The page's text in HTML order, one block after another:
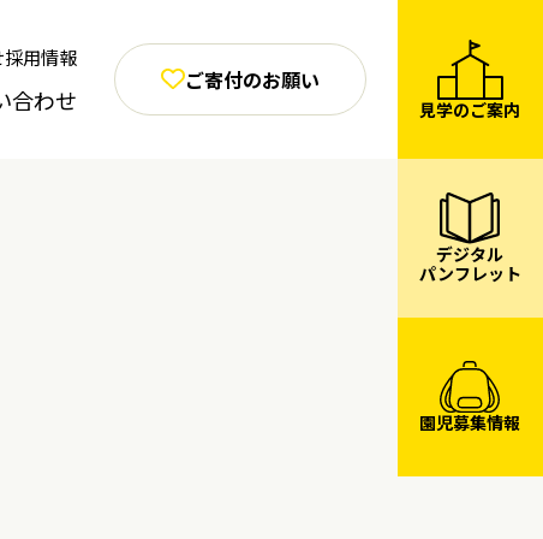
採用情報
合わせ
ご寄付のお願い
見学のご案内
デジタル
パンフレット
園児募集情報